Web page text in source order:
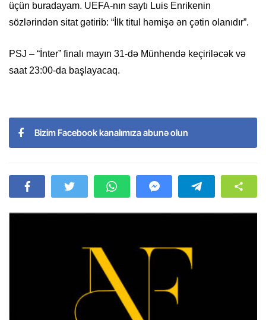
üçün buradayam. UEFA-nın saytı Luis Enrikenin
sözlərindən sitat gətirib: “İlk titul həmişə ən çətin olanıdır”.
PSJ – “İnter” finalı mayın 31-də Münhendə keçiriləcək və
saat 23:00-da başlayacaq.
Bizim Facebook kanalımıza abunə olun